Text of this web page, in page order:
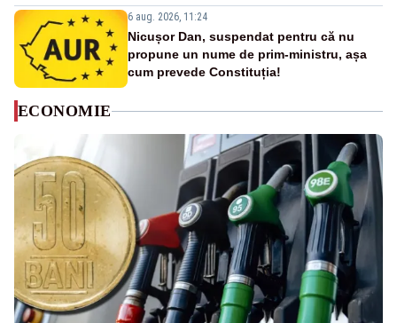
6 aug. 2026, 11:24
Nicușor Dan, suspendat pentru că nu
propune un nume de prim-ministru, așa
cum prevede Constituția!
ECONOMIE